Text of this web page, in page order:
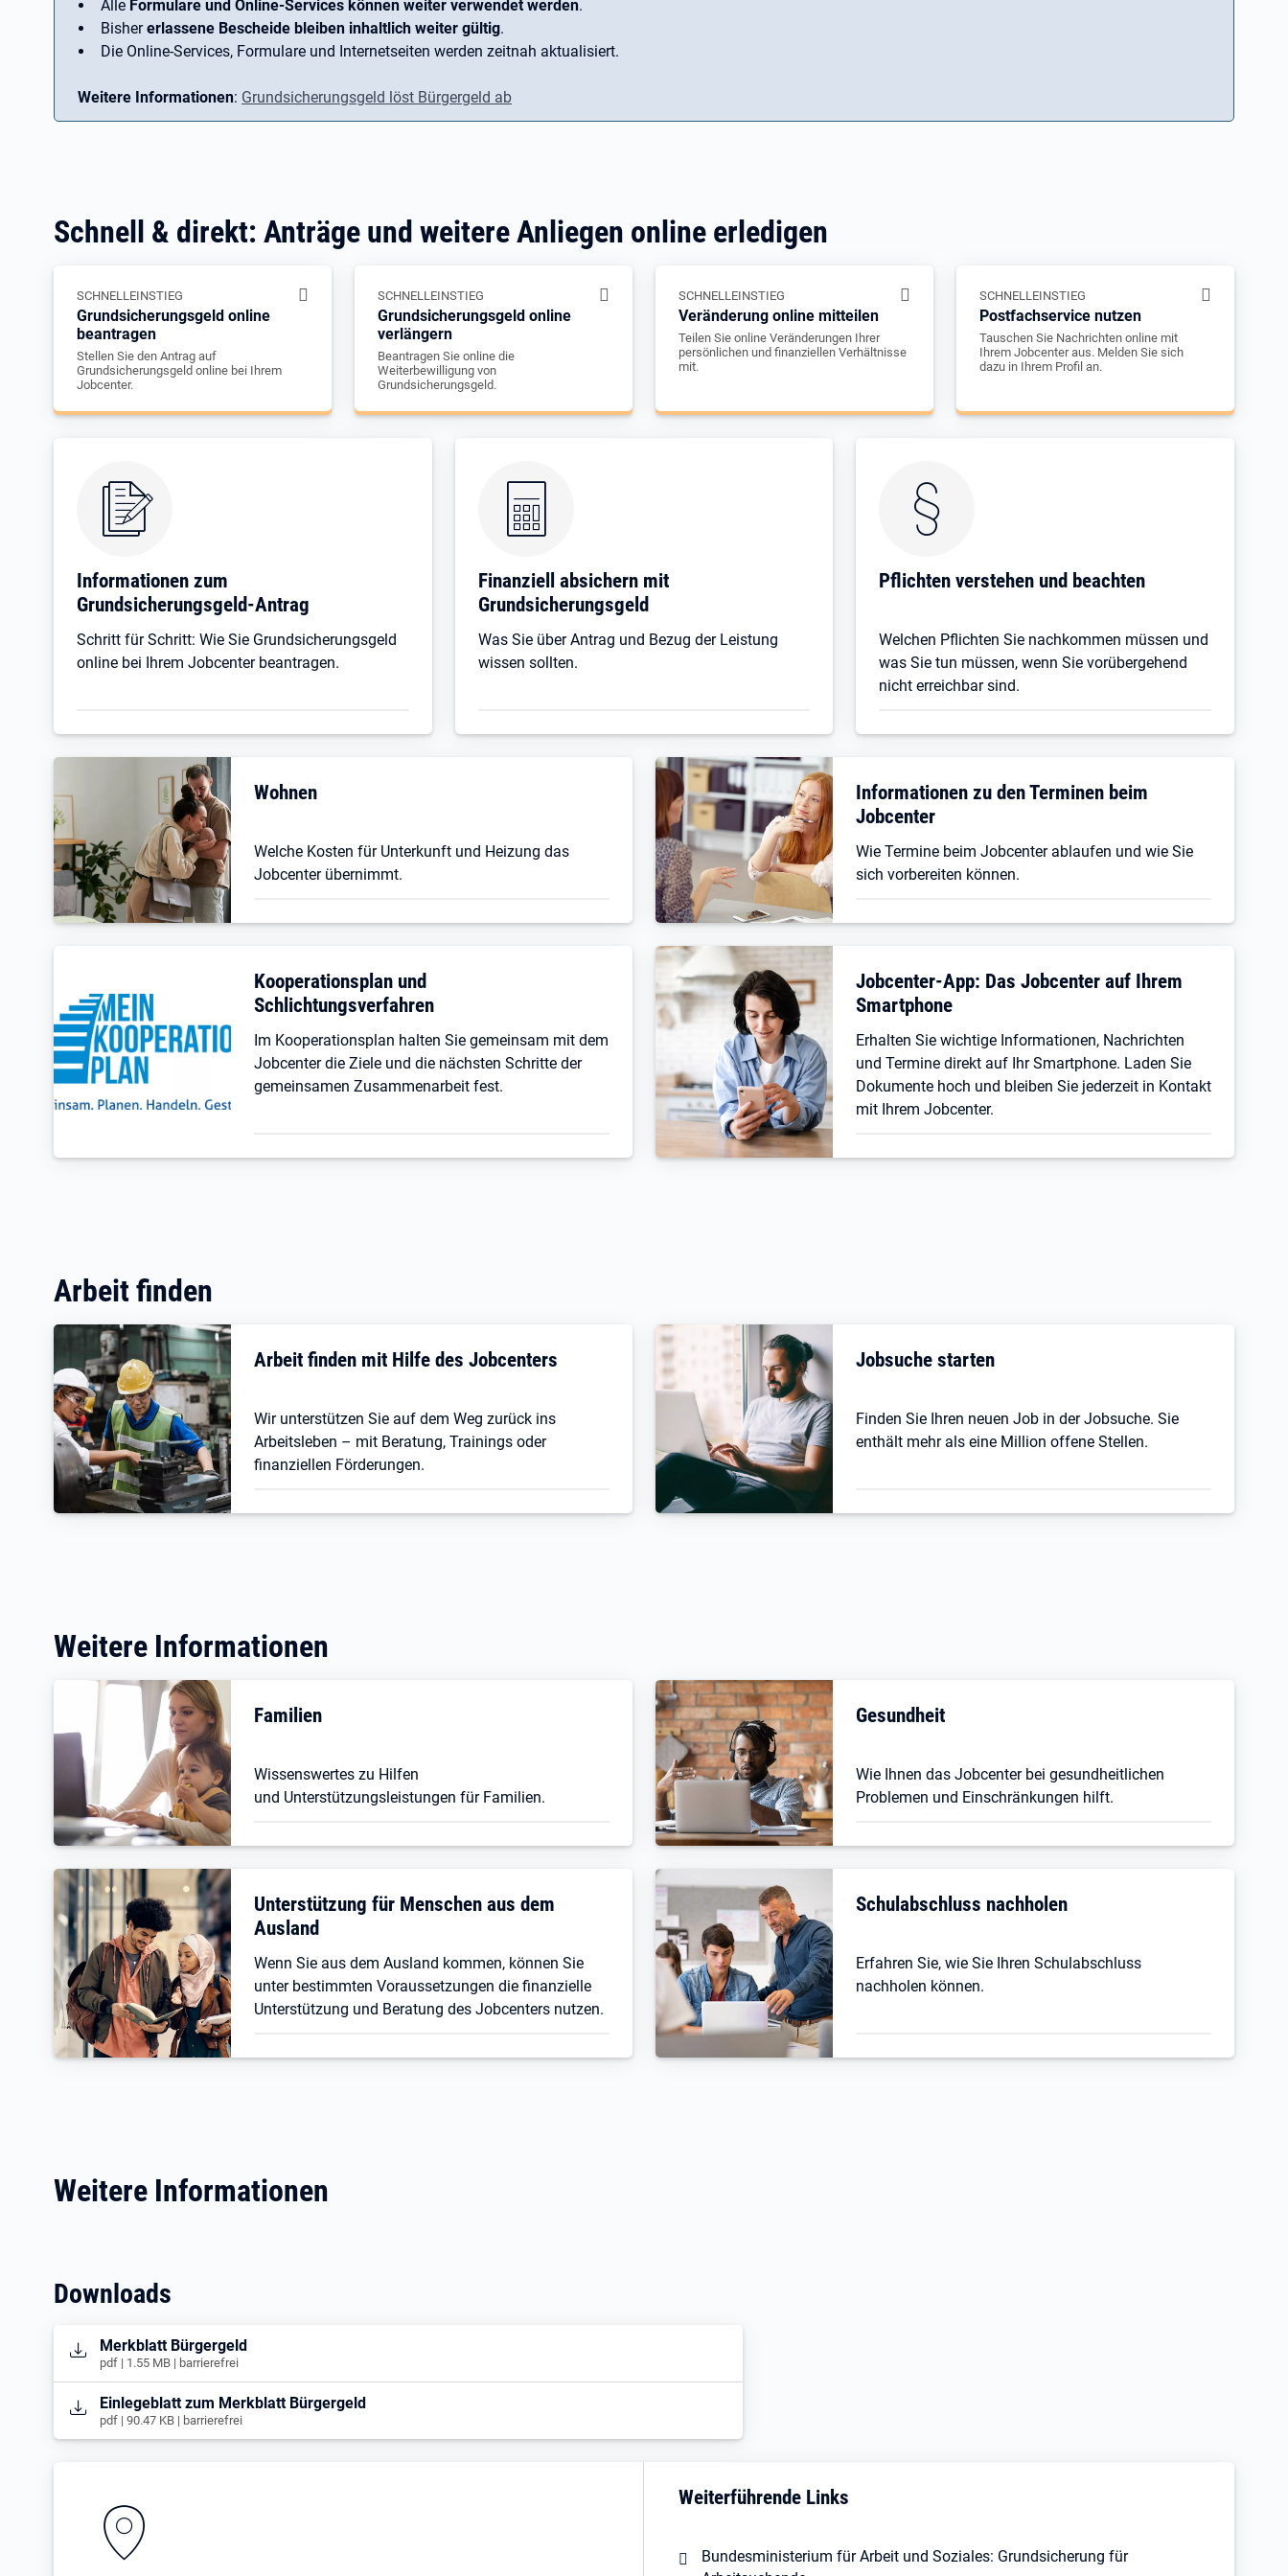
Alle Formulare und Online-Services können weiter verwendet werden.
Bishererlassene Bescheide bleiben inhaltlich weiter gültig.
Die Online-Services, Formulare und Internetseiten werden zeitnah aktualisiert.
Weitere Informationen: Grundsicherungsgeld löst Bürgergeld ab
Schnell & direkt: Anträge und weitere Anliegen online erledigen
SCHNELLEINSTIEG
Grundsicherungsgeld online
beantragen
Stellen Sie den Antrag auf
Grundsicherungsgeld online bei Ihrem
Jobcenter.
SCHNELLEINSTIEG
Grundsicherungsgeld online
verlängern
Beantragen Sie online die
Weiterbewilligung von
Grundsicherungsgeld.
SCHNELLEINSTIEG
Veränderung online mitteilen
Teilen Sie online Veränderungen Ihrer
persönlichen und finanziellen Verhältnisse
mit.
SCHNELLEINSTIEG
Postfachservice nutzen
Tauschen Sie Nachrichten online mit
Ihrem Jobcenter aus. Melden Sie sich
dazu in Ihrem Profil an.
Informationen zum
Grundsicherungsgeld-Antrag
Schritt für Schritt: Wie Sie Grundsicherungsgeld
online bei Ihrem Jobcenter beantragen.
Finanziell absichern mit
Grundsicherungsgeld
Was Sie über Antrag und Bezug der Leistung
wissen sollten.
Pflichten verstehen und beachten
Welchen Pflichten Sie nachkommen müssen und
was Sie tun müssen, wenn Sie vorübergehend
nicht erreichbar sind.
Wohnen
Welche Kosten für Unterkunft und Heizung das
Jobcenter übernimmt.
Informationen zu den Terminen beim
Jobcenter
Wie Termine beim Jobcenter ablaufen und wie Sie
sich vorbereiten können.
Kooperationsplan und
Schlichtungsverfahren
Im Kooperationsplan halten Sie gemeinsam mit dem
Jobcenter die Ziele und die nächsten Schritte der
gemeinsamen Zusammenarbeit fest.
Jobcenter-App: Das Jobcenter auf Ihrem
Smartphone
Erhalten Sie wichtige Informationen, Nachrichten
und Termine direkt auf Ihr Smartphone. Laden Sie
Dokumente hoch und bleiben Sie jederzeit in Kontakt
mit Ihrem Jobcenter.
Arbeit finden
Arbeit finden mit Hilfe des Jobcenters
Wir unterstützen Sie auf dem Weg zurück ins
Arbeitsleben – mit Beratung, Trainings oder
finanziellen Förderungen.
Jobsuche starten
Finden Sie Ihren neuen Job in der Jobsuche. Sie
enthält mehr als eine Million offene Stellen.
Weitere Informationen
Familien
Wissenswertes zu Hilfen
und Unterstützungsleistungen für Familien.
Gesundheit
Wie Ihnen das Jobcenter bei gesundheitlichen
Problemen und Einschränkungen hilft.
Unterstützung für Menschen aus dem
Ausland
Wenn Sie aus dem Ausland kommen, können Sie
unter bestimmten Voraussetzungen die finanzielle
Unterstützung und Beratung des Jobcenters nutzen.
Schulabschluss nachholen
Erfahren Sie, wie Sie Ihren Schulabschluss
nachholen können.
Weitere Informationen
Downloads
Öffnet in neuem Tab
Merkblatt Bürgergeld
pdf | 1.55 MB | barrierefrei
Öffnet in neuem Tab
Einlegeblatt zum Merkblatt Bürgergeld
pdf | 90.47 KB | barrierefrei
Weiterführende Links
Bundesministerium für Arbeit und Soziales: Grundsicherung für